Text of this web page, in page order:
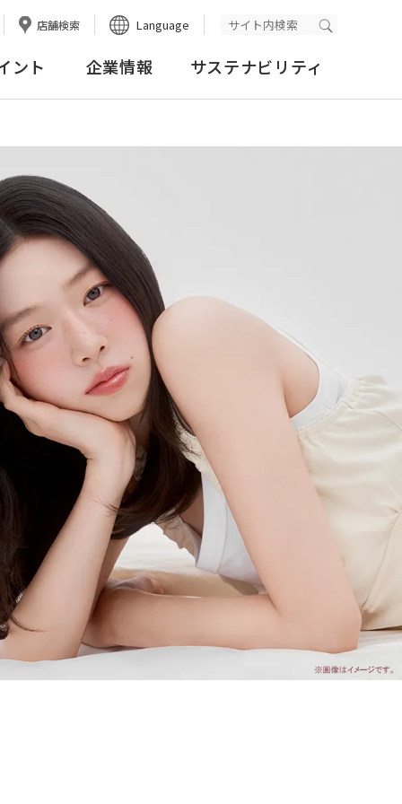
店舗検索 Language 検索実行
ント 企業情報 サステナビリティ